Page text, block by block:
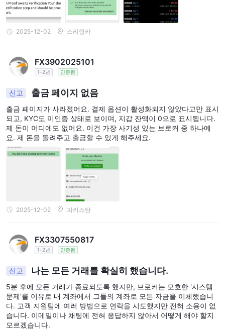
2025-12-02 스리랑카
FX3902025101
1-2년 인증됨
신고 출금 페이지 없음
출금 페이지가 사라졌어요. 결제 옵션이 활성화되지 않았다고만 표시
되고, KYC도 미인증 상태로 보이며, 지갑 잔액이 0으로 표시됩니다.
제 돈이 어디에도 없어요. 이건 가장 사기성 있는 브로커 중 하나예
요. 제 돈을 돌려주고 출금할 수 있게 해주세요.
2025-12-02 파키스탄
FX3307550817
1-2년 인증됨
신고 나는 모든 거래를 확실히 했습니다.
5분 후에 모든 거래가 종료되도록 했지만, 브로커는 모호한 '시스템
문제'를 이유로 내 계좌에서 그들의 계좌로 모든 자금을 이체했습니
다. 고객 지원팀에 여러 방법으로 연락을 시도했지만 전혀 소용이 없
습니다. 이메일이나 채팅에 전혀 응답하지 않아서 어떻게 해야 할지
모르겠습니다.